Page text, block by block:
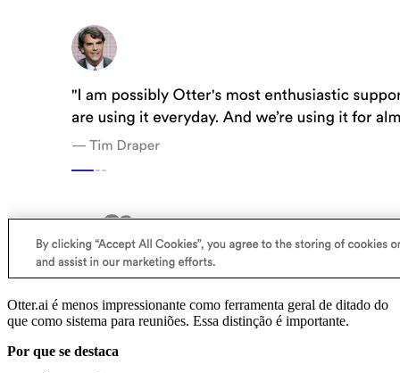
Otter.ai é menos impressionante como ferramenta geral de ditado do
que como sistema para reuniões. Essa distinção é importante.
Por que se destaca